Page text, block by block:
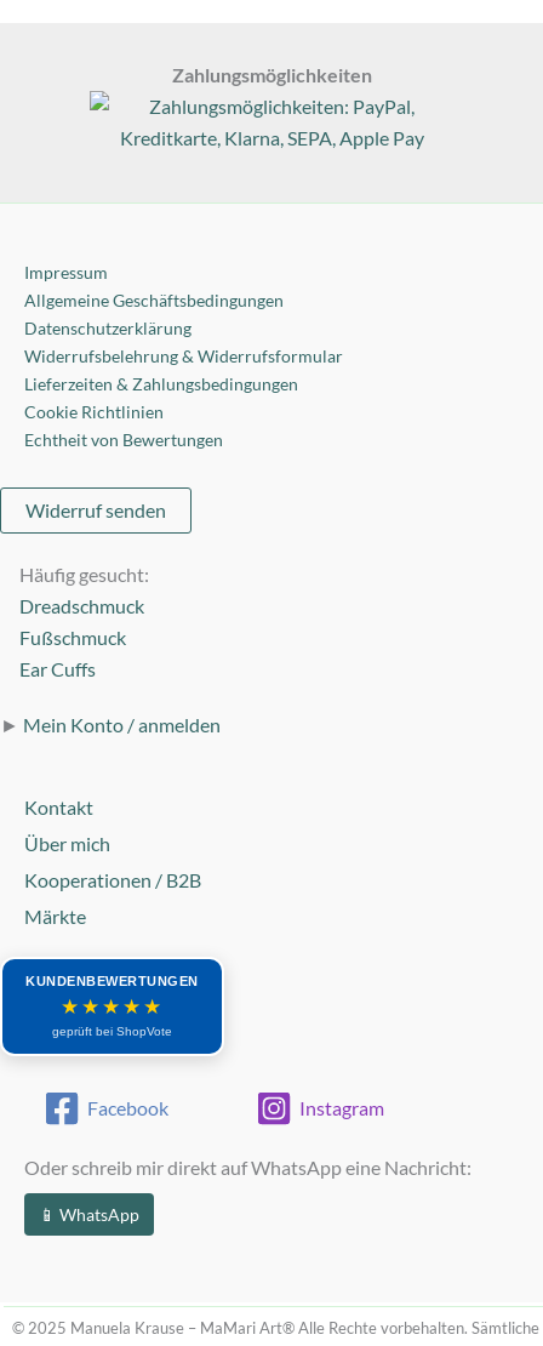
Zahlungsmöglichkeiten
Impressum
Allgemeine Geschäftsbedingungen
Datenschutzerklärung
Widerrufsbelehrung & Widerrufsformular
Lieferzeiten & Zahlungsbedingungen
Cookie Richtlinien
Echtheit von Bewertungen
Widerruf senden
Häufig gesucht:
Dreadschmuck
Fußschmuck
Ear Cuffs
► Mein Konto / anmelden
Kontakt
Über mich
Kooperationen / B2B
Märkte
KUNDENBEWERTUNGEN
★★★★★
geprüft bei ShopVote
Facebook Instagram
Oder schreib mir direkt auf WhatsApp eine Nachricht:
📱 WhatsApp
© 2025 Manuela Krause – MaMari Art®Alle Rechte vorbehalten. Sämtliche